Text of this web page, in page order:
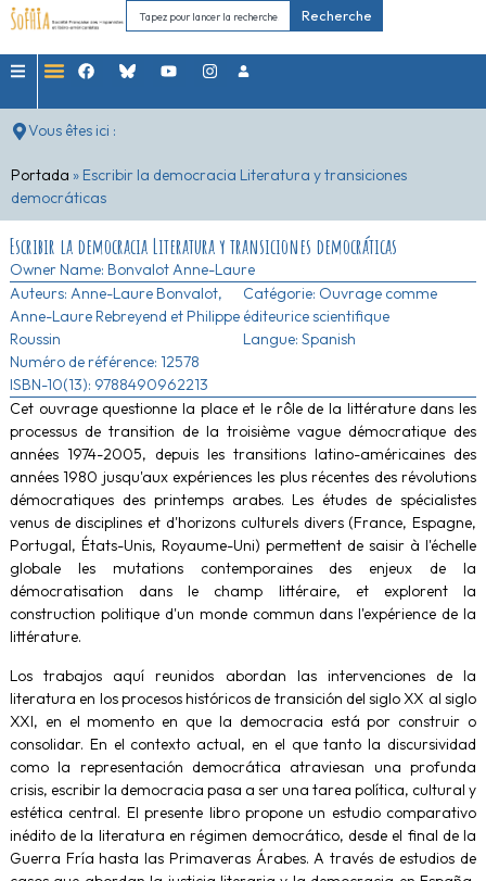
Recherche
Vous êtes ici :
Portada » Escribir la democracia Literatura y transiciones
democráticas
Escribir la democracia Literatura y transiciones democráticas
Owner Name: Bonvalot Anne-Laure
Auteurs: Anne-Laure Bonvalot,
Anne-Laure Rebreyend et Philippe
Roussin
Numéro de référence: 12578
ISBN-10(13): 9788490962213
Catégorie: Ouvrage comme
éditeurice scientifique
Langue: Spanish
Cet ouvrage questionne la place et le rôle de la littérature dans les
processus de transition de la troisième vague démocratique des
années 1974-2005, depuis les transitions latino-américaines des
années 1980 jusqu'aux expériences les plus récentes des révolutions
démocratiques des printemps arabes. Les études de spécialistes
venus de disciplines et d'horizons culturels divers (France, Espagne,
Portugal, États-Unis, Royaume-Uni) permettent de saisir à l'échelle
globale les mutations contemporaines des enjeux de la
démocratisation dans le champ littéraire, et explorent la
construction politique d'un monde commun dans l'expérience de la
littérature.
Los trabajos aquí reunidos abordan las intervenciones de la
literatura en los procesos históricos de transición del siglo XX al siglo
XXI, en el momento en que la democracia está por construir o
consolidar. En el contexto actual, en el que tanto la discursividad
como la representación democrática atraviesan una profunda
crisis, escribir la democracia pasa a ser una tarea política, cultural y
estética central. El presente libro propone un estudio comparativo
inédito de la literatura en régimen democrático, desde el final de la
Guerra Fría hasta las Primaveras Árabes. A través de estudios de